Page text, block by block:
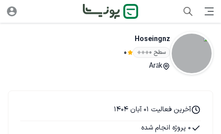
Hoseingnz
سطح ۰ 0
Arāk
آخرین فعالیت 01 آبان 1404
0 پروژه انجام شده